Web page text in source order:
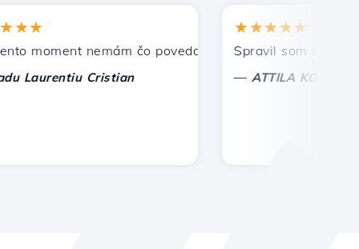
nemám čo povedať, len oceniť. S osobitnou
Cristian
★★★★★
Spravil som správnu
ATTILA KOLES